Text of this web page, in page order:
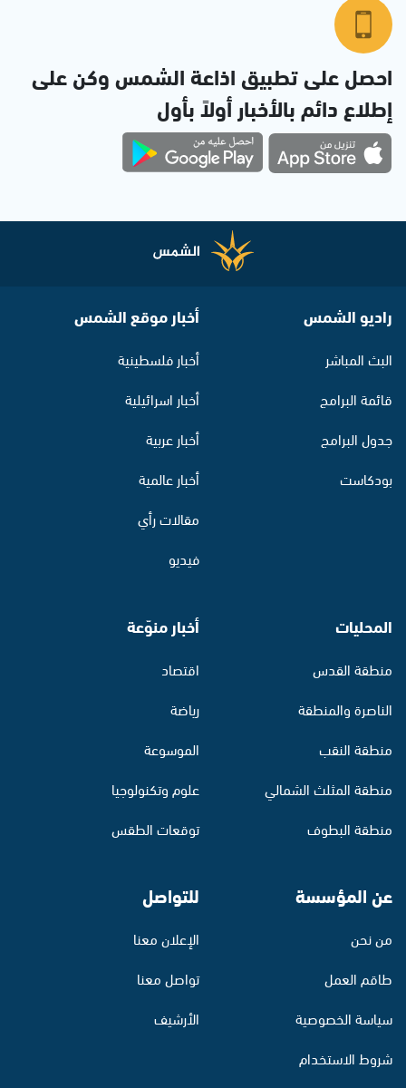
احصل على تطبيق اذاعة الشمس وكن على
إطلاع دائم بالأخبار أولاً بأول
راديو الشمس
البث المباشر
قائمة البرامج
جدول البرامج
بودكاست
أخبار موقع الشمس
أخبار فلسطينية
أخبار اسرائيلية
أخبار عربية
أخبار عالمية
مقالات رأي
فيديو
المحليات
منطقة القدس
الناصرة والمنطقة
منطقة النقب
منطقة المثلث الشمالي
منطقة البطوف
أخبار منوّعة
اقتصاد
رياضة
الموسوعة
علوم وتكنولوجيا
توقعات الطقس
عن المؤسسة
من نحن
طاقم العمل
سياسة الخصوصية
شروط الاستخدام
للتواصل
الإعلان معنا
تواصل معنا
الأرشيف